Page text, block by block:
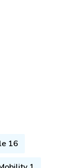
16